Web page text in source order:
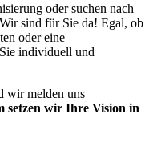
oder suchen nach
sind für Sie da! Egal, ob
oder eine
individuell und
wir melden uns
setzen wir Ihre Vision in